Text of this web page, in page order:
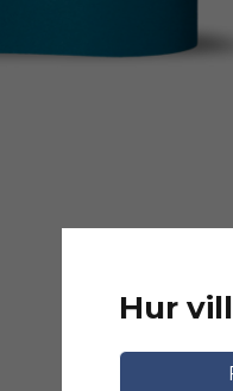
Hur